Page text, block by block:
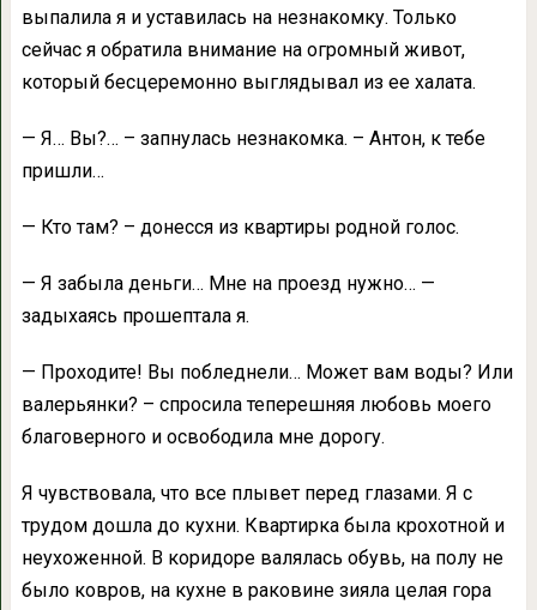
выпалила я и уставилась на незнакомку. Только
сейчас я обратила внимание на огромный живот,
который бесцеремонно выглядывал из ее халата.
— Я… Вы?… – запнулась незнакомка. – Антон, к тебе
пришли…
— Кто там? – донесся из квартиры родной голос.
— Я забыла деньги… Мне на проезд нужно… —
задыхаясь прошептала я.
— Проходите! Вы побледнели… Может вам воды? Или
валерьянки? – спросила теперешняя любовь моего
благоверного и освободила мне дорогу.
Я чувствовала, что все плывет перед глазами. Я с
трудом дошла до кухни. Квартирка была крохотной и
неухоженной. В коридоре валялась обувь, на полу не
было ковров, на кухне в раковине зияла целая гора